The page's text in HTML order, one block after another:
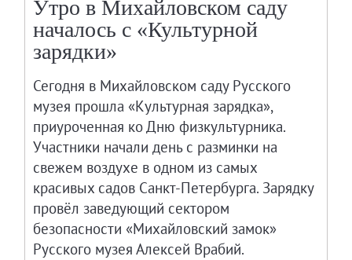
Русское искусство второй половины
Русское народное искусство XVII-XXI
Будущие выставки
Выездные выставки
Садко
Михаил Нестеров
Архив выставок
Степан Эрьзя – скульптор мира. К
Эпоха Императора Александра III и её
Архип Куинджи. Иллюзия света
Русская традиция
Утро в Михайловском саду
началось с «Культурной
зарядки»
Сегодня в Михайловском саду Русского
музея прошла «Культурная зарядка»,
приуроченная ко Дню физкультурника.
Участники начали день с разминки на
свежем воздухе в одном из самых
красивых садов Санкт-Петербурга. Зарядку
провёл заведующий сектором
безопасности «Михайловский замок»
Русского музея Алексей Врабий.